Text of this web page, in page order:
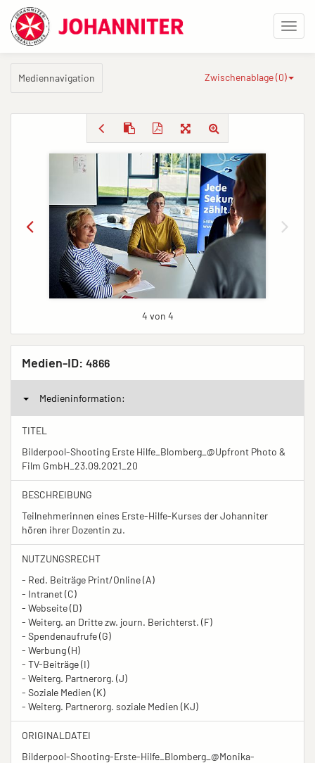
Mediennavigation Zwischenablage (0)
4 von 4
Medien-ID: 4866
Medieninformation:
TITEL
Bilderpool-Shooting Erste Hilfe_Blomberg_@Upfront Photo &
Film GmbH_23.09.2021_20
BESCHREIBUNG
Teilnehmerinnen eines Erste-Hilfe-Kurses der Johanniter
hören ihrer Dozentin zu.
NUTZUNGSRECHT
- Red. Beiträge Print/Online (A)
- Intranet (C)
- Webseite (D)
- Weiterg. an Dritte zw. journ. Berichterst. (F)
- Spendenaufrufe (G)
- Werbung (H)
- TV-Beiträge (I)
- Weiterg. Partnerorg. (J)
- Soziale Medien (K)
- Weiterg. Partnerorg. soziale Medien (KJ)
ORIGINALDATEI
Bilderpool-Shooting-Erste-Hilfe_Blomberg_@Monika-